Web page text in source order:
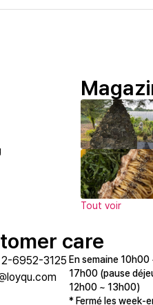
Tout voir
care
6952-3125 En semaine 10h00
17h00 (pause
12h00 ~ 13h00)
* Fermé les week-